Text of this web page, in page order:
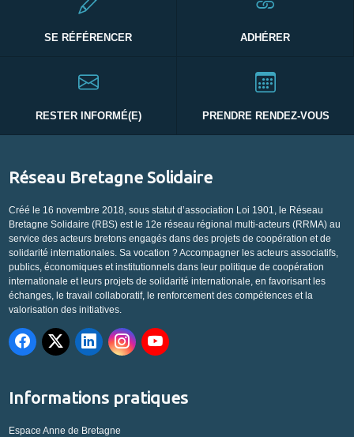
SE RÉFÉRENCER ADHÉRER
RESTER INFORMÉ(E) PRENDRE RENDEZ-VOUS
Réseau Bretagne Solidaire
Créé le 16 novembre 2018, sous statut d’association Loi 1901, le Réseau
Bretagne Solidaire (RBS) est le 12e réseau régional multi-acteurs (RRMA) au
service des acteurs bretons engagés dans des projets de coopération et de
solidarité internationales. Sa vocation ? Accompagner les acteurs associatifs,
publics, économiques et institutionnels dans leur politique de coopération
internationale et leurs projets de solidarité internationale, en favorisant les
échanges, le travail collaboratif, le renforcement des compétences et la
valorisation des initiatives.
Informations pratiques
Espace Anne de Bretagne